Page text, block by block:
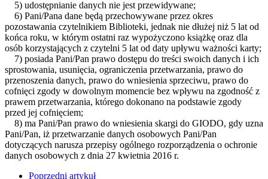
5) udostępnianie danych nie jest przewidywane;
6) Pani/Pana dane będą przechowywane przez okres
pozostawania czytelnikiem Biblioteki, jednak nie dłużej niż 5 lat od
końca roku, w którym ostatni raz wypożyczono książkę oraz dla
osób korzystających z czytelni 5 lat od daty upływu ważności karty;
7) posiada Pani/Pan prawo dostępu do treści swoich danych i ich
sprostowania, usunięcia, ograniczenia przetwarzania, prawo do
przenoszenia danych, prawo do wniesienia sprzeciwu, prawo do
cofnięci zgody w dowolnym momencie bez wpływu na zgodność z
prawem przetwarzania, którego dokonano na podstawie zgody
przed jej cofnięciem;
8) ma Pani/Pan prawo do wniesienia skargi do GIODO, gdy uzna
Pani/Pan, iż przetwarzanie danych osobowych Pani/Pan
dotyczących narusza przepisy ogólnego rozporządzenia o ochronie
danych osobowych z dnia 27 kwietnia 2016 r.
Poprzedni artykuł